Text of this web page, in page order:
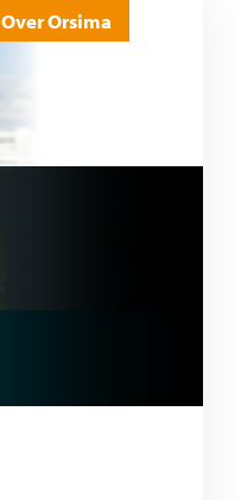
Over Orsima